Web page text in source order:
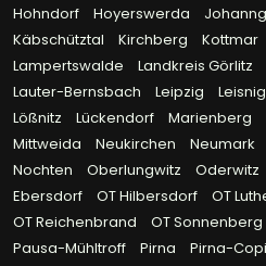
Hohndorf
Hoyerswerda
Käbschütztal
Kirchberg Kottmar
Lampertswalde
Landkreis Görlitz
Lauter-Bernsbach
Leipzig Leisnig
Lößnitz
Lückendorf Marienberg
Mittweida
Neukirchen Neumark
Nochten
Oberlungwitz Oderwitz
Ebersdorf
OT Hilbersdorf OT
OT Reichenbrand
OT Sonnenberg
Pausa-Mühltroff
Pirna Pirna-